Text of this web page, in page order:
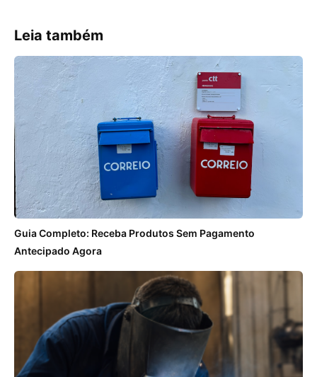
Leia também
Guia Completo: Receba Produtos Sem Pagamento
Antecipado Agora